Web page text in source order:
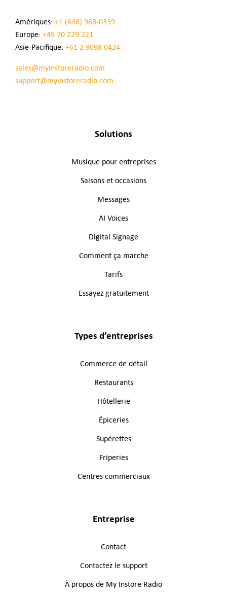
Amériques: +1 (646) 968-0339
Europe: +45 70 229 221
Asie-Pacifique: +61 2 9098 0424
sales@myinstoreradio.com
support@myinstoreradio.com
Solutions
Musique pour entreprises
Saisons et occasions
Messages
AI Voices
Digital Signage
Comment ça marche
Tarifs
Essayez gratuitement
Types d’entreprises
Commerce de détail
Restaurants
Hôtellerie
Épiceries
Supérettes
Friperies
Centres commerciaux
Entreprise
Contact
Contactez le support
À propos de My Instore Radio